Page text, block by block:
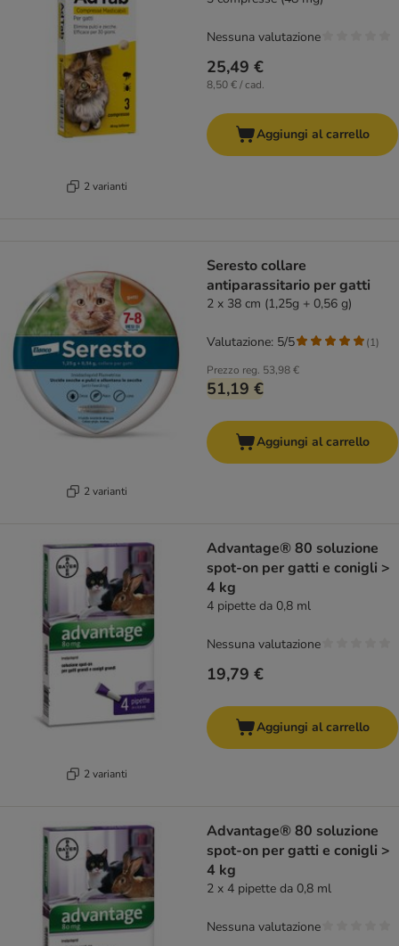
2 varianti
25,49 €
8,50 € / cad.
Nessuna valutazione
Aggiungi al carrello
2 varianti
Seresto collare
antiparassitario per gatti
2 x 38 cm (1,25g + 0,56 g)
Prezzo reg. 53,98 €
51,19 €
Valutazione: 5/5 (1)
Aggiungi al carrello
2 varianti
Advantage® 80 soluzione
spot-on per gatti e conigli >
4 kg
4 pipette da 0,8 ml
19,79 €
Nessuna valutazione
Aggiungi al carrello
Advantage® 80 soluzione
spot-on per gatti e conigli >
4 kg
2 x 4 pipette da 0,8 ml
Nessuna valutazione